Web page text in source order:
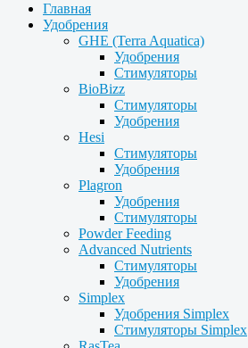
Главная
Удобрения
GHE (Terra Aquatica)
Удобрения
Стимуляторы
BioBizz
Стимуляторы
Удобрения
Hesi
Стимуляторы
Удобрения
Plagron
Удобрения
Стимуляторы
Powder Feeding
Advanced Nutrients
Стимуляторы
Удобрения
Simplex
Удобрения Simplex
Стимуляторы Simplex